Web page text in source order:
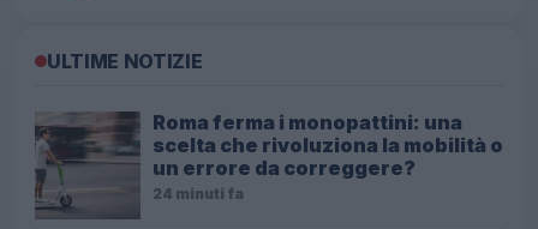
ULTIME NOTIZIE
Roma ferma i monopattini: una
scelta che rivoluziona la mobilità o
un errore da correggere?
24 minuti fa